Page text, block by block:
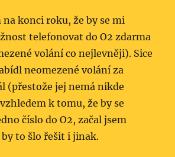
na konci roku, že by se mi
telefonovat do O2 zdarma
volání co nejlevněji). Sice
neomezené volání za
(přestože jej nemá nikde
k tomu, že by se
číslo do O2, začal jsem
to šlo řešit i jinak.